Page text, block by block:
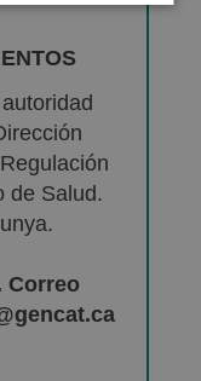
de Salud.
Correo